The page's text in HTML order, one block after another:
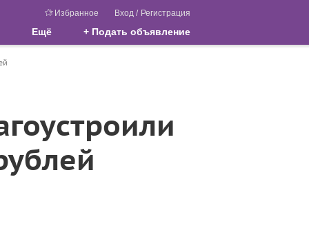
Избранное Вход / Регистрация
Ещё + Подать объявление